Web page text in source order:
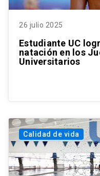
26 julio 2025
Estudiante UC
natación en los
Universitarios
Calidad de vida